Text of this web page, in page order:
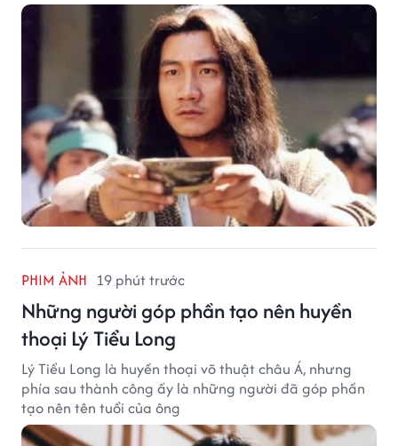
PHIM ẢNH 19 phút trước
Những người góp phần tạo nên huyền
thoại Lý Tiểu Long
Lý Tiểu Long là huyền thoại võ thuật châu Á, nhưng
phía sau thành công ấy là những người đã góp phần
tạo nên tên tuổi của ông